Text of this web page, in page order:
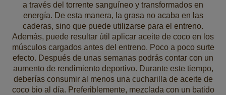
a través del torrente sanguíneo y transformados en
energía. De esta manera, la grasa no acaba en las
caderas, sino que puede utilizarse para el entreno.
Además, puede resultar útil aplicar aceite de coco en los
músculos cargados antes del entreno. Poco a poco surte
efecto. Después de unas semanas podrás contar con un
aumento de rendimiento deportivo. Durante este tiempo,
deberías consumir al menos una cucharilla de aceite de
coco bio al día. Preferiblemente, mezclada con un batido